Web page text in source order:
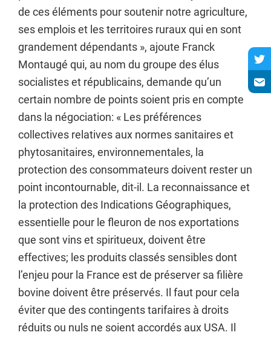
de ces éléments pour soutenir notre agriculture,
ses emplois et les territoires ruraux qui en sont
grandement dépendants », ajoute Franck
Montaugé qui, au nom du groupe des élus
socialistes et républicains, demande qu’un
certain nombre de points soient pris en compte
dans la négociation: « Les préférences
collectives relatives aux normes sanitaires et
phytosanitaires, environnementales, la
protection des consommateurs doivent rester un
point incontournable, dit-il. La reconnaissance et
la protection des Indications Géographiques,
essentielle pour le fleuron de nos exportations
que sont vins et spiritueux, doivent être
effectives; les produits classés sensibles dont
l’enjeu pour la France est de préserver sa filière
bovine doivent être préservés. Il faut pour cela
éviter que des contingents tarifaires à droits
réduits ou nuls ne soient accordés aux USA. Il